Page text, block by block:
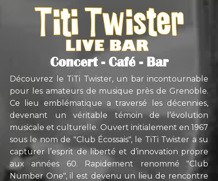
Concert - Café - Bar
Découvrez le TiTi Twister, un bar incontournable
pour les amateurs de musique près de Grenoble.
Ce lieu emblématique a traversé les décennies,
devenant un véritable témoin de l’évolution
musicale et culturelle. Ouvert initialement en 1967
sous le nom de "Club Écossais", le TiTi Twister a su
capturer l’esprit de liberté et d’innovation propre
aux années 60. Rapidement renommé "Club
Number One", il est devenu un lieu de rencontre